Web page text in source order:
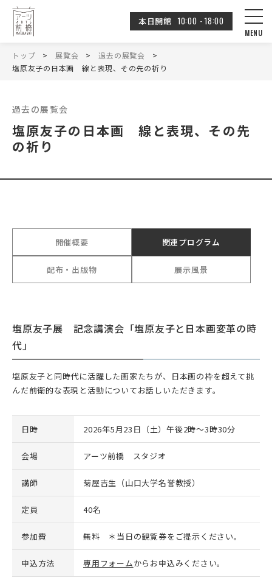
本日開館 10:00 - 18:00
トップ 展覧会
過去の展覧会
塩原友子の日本画 線と表現、その先の祈り
過去の展覧会
塩原友子の日本画 線と表現、その先
の祈り
開催概要 関連プログラム
配布・出版物 展示風景
塩原友子展 記念講演会「塩原友子と日本画変革の時
代」
塩原友子と同時代に活躍した画家たちが、日本画の枠を超えて挑
んだ前衛的な表現と活動についてお話しいただきます。
日時 2026年5月23日（土）午後2時～3時30分
会場 アーツ前橋 スタジオ
講師 菊屋吉生（山口大学名誉教授）
定員 40名
参加費 無料 ＊当日の観覧券をご提示ください。
申込方法 専用フォームからお申込みください。